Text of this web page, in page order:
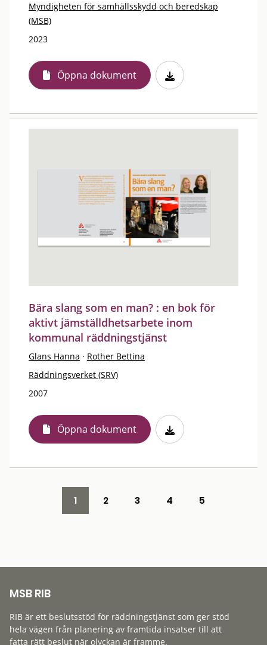
Myndigheten för samhällsskydd och beredskap
(MSB)
2023
Öppna dokument
Bära slang som en man? : en bok för
aktivt jämställdhetsarbete inom
kommunal räddningstjänst
Glans Hanna · Rother Bettina
Räddningsverket (SRV)
2007
Öppna dokument
1 2 3 4 5
MSB RIB
RIB är ett beslutsstöd för räddningstjänst som ger stöd
hela vägen från planering av framtida insatser till att
fatta rätt beslut när olyckan är framme.